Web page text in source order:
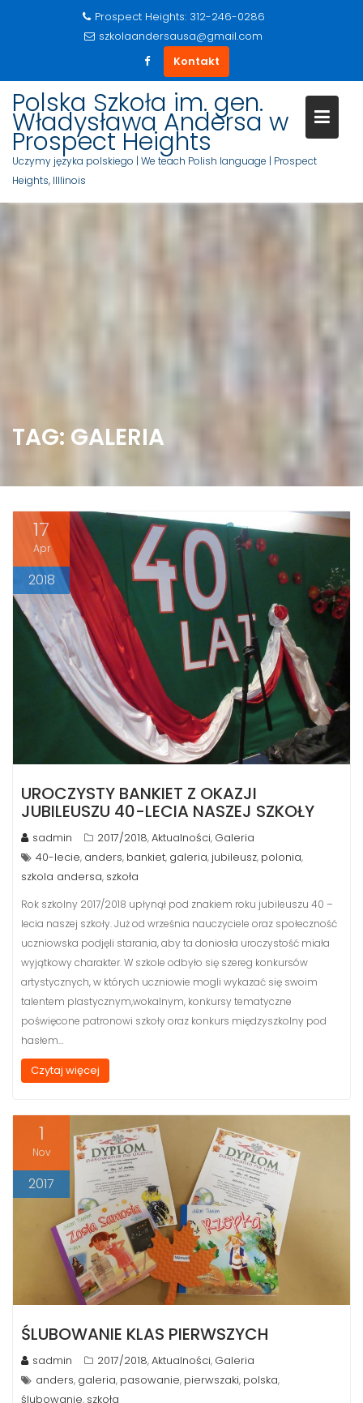
c
Prospect Heights: 312-246-0286
szkolaandersausa@gmail.com
Kontakt
Polska Szkoła im. gen.
Władysława Andersa w
Prospect Heights
Uczymy języka polskiego | We teach Polish language | Prospect
Heights, Illlinois
TAG: GALERIA
17
Apr
2018
UROCZYSTY BANKIET Z OKAZJI
JUBILEUSZU 40-LECIA NASZEJ SZKOŁY
sadmin 2017/2018,Aktualności, Galeria
40-lecie, anders, bankiet, galeria, jubileusz, polonia,
szkola andersa, szkoła
Rok szkolny 2017/2018 upłynął pod znakiem roku jubileuszu 40 –
lecia naszej szkoły. Już od września nauczyciele oraz społeczność
uczniowska podjęli starania, aby ta doniosła uroczystość miała
wyjątkowy charakter. W szkole odbyło się szereg konkursów
artystycznych, w których uczniowie mogli wykazać się swoim
talentem plastycznym,wokalnym, konkursy tematyczne
poświęcone patronowi szkoły oraz konkurs międzyszkolny pod
hasłem…
Czytaj więcej
1
Nov
2017
ŚLUBOWANIE KLAS PIERWSZYCH
sadmin 2017/2018,Aktualności, Galeria
anders, galeria, pasowanie, pierwszaki, polska,
ślubowanie, szkoła